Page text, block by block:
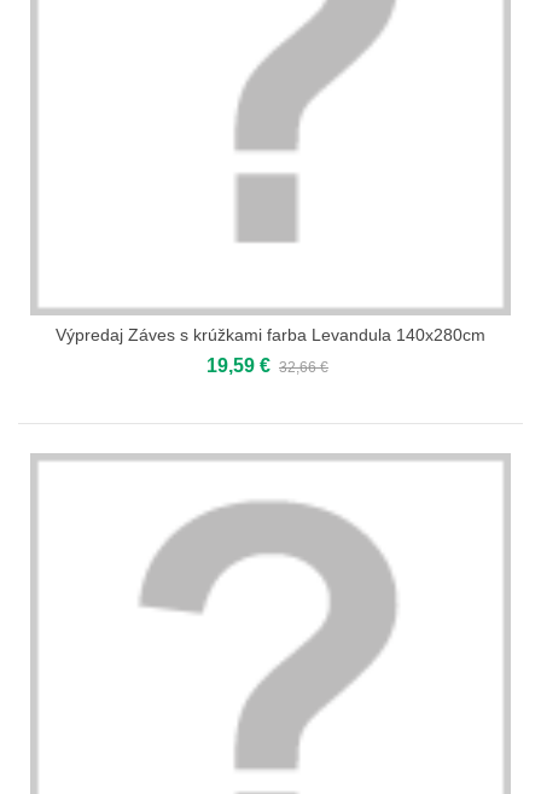
Výpredaj Záves s krúžkami farba Levandula 140x280cm
19,59 € 32,66 €